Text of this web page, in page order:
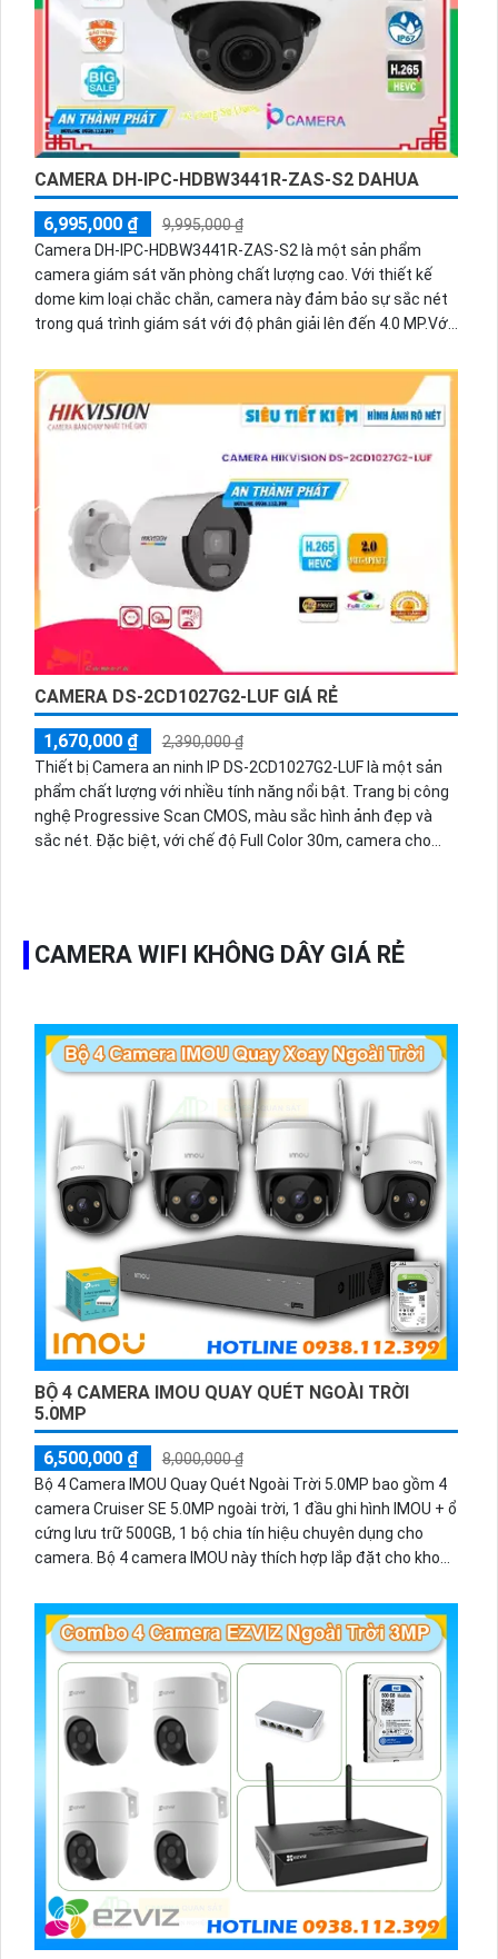
CAMERA DH-IPC-HDBW3441R-ZAS-S2 DAHUA
6,995,000 ₫
9,995,000 ₫
Camera DH-IPC-HDBW3441R-ZAS-S2 là một sản phẩm
camera giám sát văn phòng chất lượng cao. Với thiết kế
dome kim loại chắc chắn, camera này đảm bảo sự sắc nét
trong quá trình giám sát với độ phân giải lên đến 4.0 MP.Với
sát ban đêm hiệu quả. Hệ thống hồng ngoại thông minh
giúp camera hoạt động được trong môi trường thiếu sáng,
với tầm nhìn lên đến 40m.Camera DH-IPC-HDBW3441R-
cao cả ngày và đêm. Sản phẩm này mang lại sự an tâm và
tin cậy trong việc bảo vệ tài sản và người dùng.
CAMERA DS-2CD1027G2-LUF GIÁ RẺ
1,670,000 ₫
2,390,000 ₫
Thiết bị Camera an ninh IP DS-2CD1027G2-LUF là một sản
phẩm chất lượng với nhiều tính năng nổi bật. Trang bị công
nghệ Progressive Scan CMOS, màu sắc hình ảnh đẹp và
sắc nét. Đặc biệt, với chế độ Full Color 30m, camera cho
H.265+/H.265/H.264+/H.264. Hơn nữa, tích hợp công nghệ
nhìn đêm chất lượng và màu sắc ban đêm tối ưu khi giám
CAMERA WIFI KHÔNG DÂY GIÁ RẺ
BỘ 4 CAMERA IMOU QUAY QUÉT NGOÀI TRỜI
5.0MP
6,500,000 ₫
8,000,000 ₫
Bộ 4 Camera IMOU Quay Quét Ngoài Trời 5.0MP bao gồm 4
camera Cruiser SE 5.0MP ngoài trời, 1 đầu ghi hình IMOU + ổ
cứng lưu trữ 500GB, 1 bộ chia tín hiệu chuyên dụng cho
camera. Bộ 4 camera IMOU này thích hợp lắp đặt cho kho
trời.